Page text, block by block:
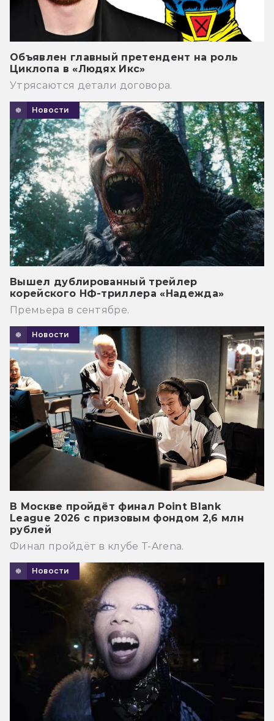
Объявлен главный претендент на роль
Циклопа в «Людях Икс»
Утрясаются детали договора.
Новости
Вышел дублированный трейлер
корейского НФ-триллера «Надежда»
Премьера в сентябре.
Новости
В Москве пройдёт финал Point Blank
League 2026 с призовым фондом 2,6 млн
рублей
Финал пройдёт в клубе T-Arena.
Новости